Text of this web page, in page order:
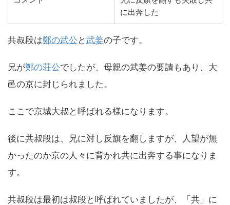
に出奔した
共叔段は鄭の武公 と武姜の子です。
兄が鄭の荘公でしたが、母親の武姜の要請もあり、大
邑の京に封じられました。
ここで京城大叔と呼ばれる様になります。
後に共叔段は、兄に対し反旗を翻しますが、人望が無
かったのか京の人々に背かれ共に出奔する事になりま
す。
共叔段は最初は叔段と呼ばれていましたが、「共」に